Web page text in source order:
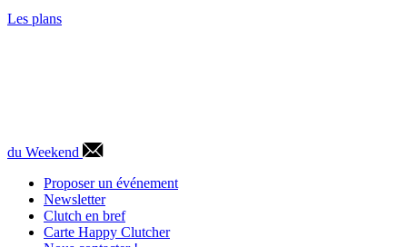
Les plans
du Weekend
Proposer un événement
Newsletter
Clutch en bref
Carte Happy Clutcher